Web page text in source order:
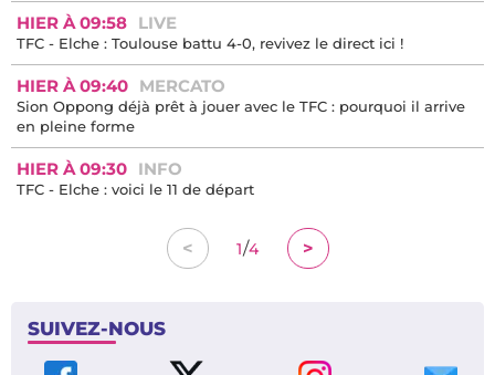
HIER À 15:32 MERCATO
Mercato : une offre de 7 millions d'euros en provenance de
Ligue 1 refusée pour Thomas Jorgensen, la cible du TFC
HIER À 15:17 ANCIEN JOUEUR
"Quand on a porté le maillot du TFC, on est Toulousain à vie"...
Manu Koné a fait son retour au Stadium !
HIER À 14:11 ARTICLE À LIRE
INFO
HIER À 10:32 INFO
TFC - Elche : voici pourquoi Dayann Methalie et Yann Gboho
sont absents